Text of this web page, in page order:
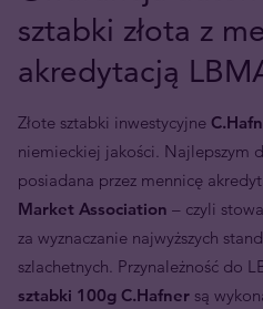
sztabki złota z
akredytacją
Złote sztabki inwestycyjne
niemieckiej jakości. Najlepszym
posiadana przez mennicę
Market Association – czyli
za wyznaczanie najwyższych
szlachetnych. Przynależność do
sztabki 100g C.Hafner są